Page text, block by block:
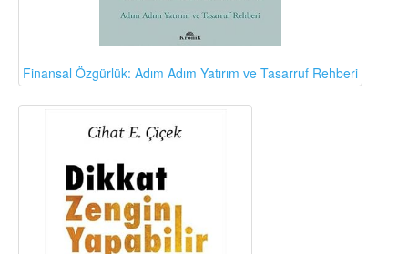
Finansal Özgürlük: Adım Adım Yatırım ve Tasarruf Rehberi